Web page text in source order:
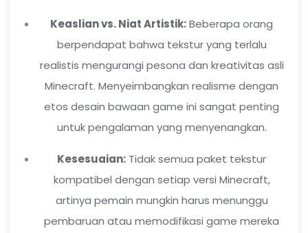
Keaslian vs. Niat Artistik:Beberapa orang
berpendapat bahwa tekstur yang terlalu
realistis mengurangi pesona dan kreativitas asli
Minecraft. Menyeimbangkan realisme dengan
etos desain bawaan game ini sangat penting
untuk pengalaman yang menyenangkan.
Kesesuaian: Tidak semua paket tekstur
kompatibel dengan setiap versi Minecraft,
artinya pemain mungkin harus menunggu
pembaruan atau memodifikasi game mereka